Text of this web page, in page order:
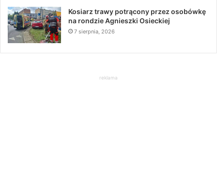
Kosiarz trawy potrącony przez osobówkę
na rondzie Agnieszki Osieckiej
7 sierpnia, 2026
reklama